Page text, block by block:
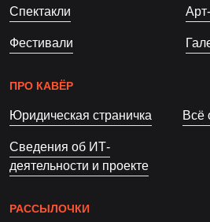
Спектакли
Фестивали
ПРО КАВЁР
Юридическая страничка Всё
Сведения об ИТ-
деятельности и проекте
РАССЫЛОЧКИ